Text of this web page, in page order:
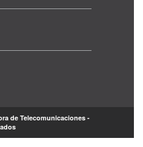
de Telecomunicaciones -